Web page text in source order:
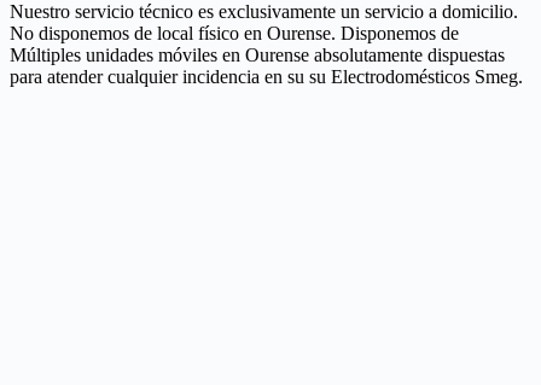
Nuestro servicio técnico es exclusivamente un servicio a domicilio.
No disponemos de local físico en Ourense. Disponemos de
Múltiples unidades móviles en Ourense absolutamente dispuestas
para atender cualquier incidencia en su su Electrodomésticos Smeg.